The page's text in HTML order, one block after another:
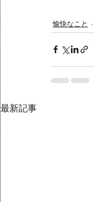
愉快なこと
最新記事